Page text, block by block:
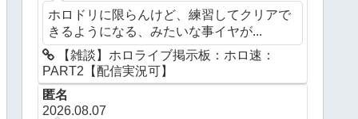
ホロドリに限らんけど、練習してクリアで
きるようになる、みたいな事イヤが...
【雑談】ホロライブ掲示板：ホロ速：
PART2【配信実況可】
匿名
2026.08.07